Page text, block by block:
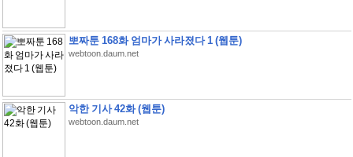
뽀짜툰 168화 엄마가 사라졌다 1 (웹툰)
webtoon.daum.net
악한 기사 42화 (웹툰)
webtoon.daum.net